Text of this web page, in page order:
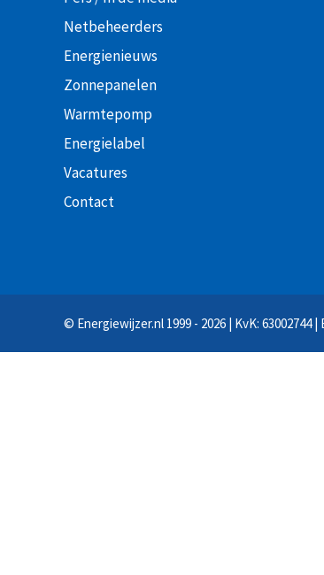
Netbeheerders
Energienieuws
Zonnepanelen
Warmtepomp
Energielabel
Vacatures
Contact
© Energiewijzer.nl 1999 - 2026 | KvK: